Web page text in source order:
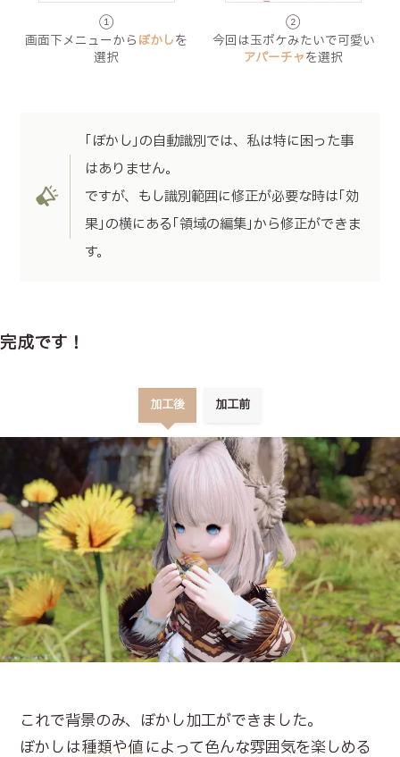
①
画面下メニューから ぼかしを
選択
②
今回は玉ボケみたいで可愛い
アパーチャを選択
｢ぼかし｣の自動識別では、私は特に困った事
はありません。
ですが、もし識別範囲に修正が必要な時は｢効
果｣の横にある｢領域の編集｣から修正ができま
す。
完成です！
加工後 加工前
これで背景のみ、ぼかし加工ができました。
ぼかしは種類や値によって色んな雰囲気を楽しめる